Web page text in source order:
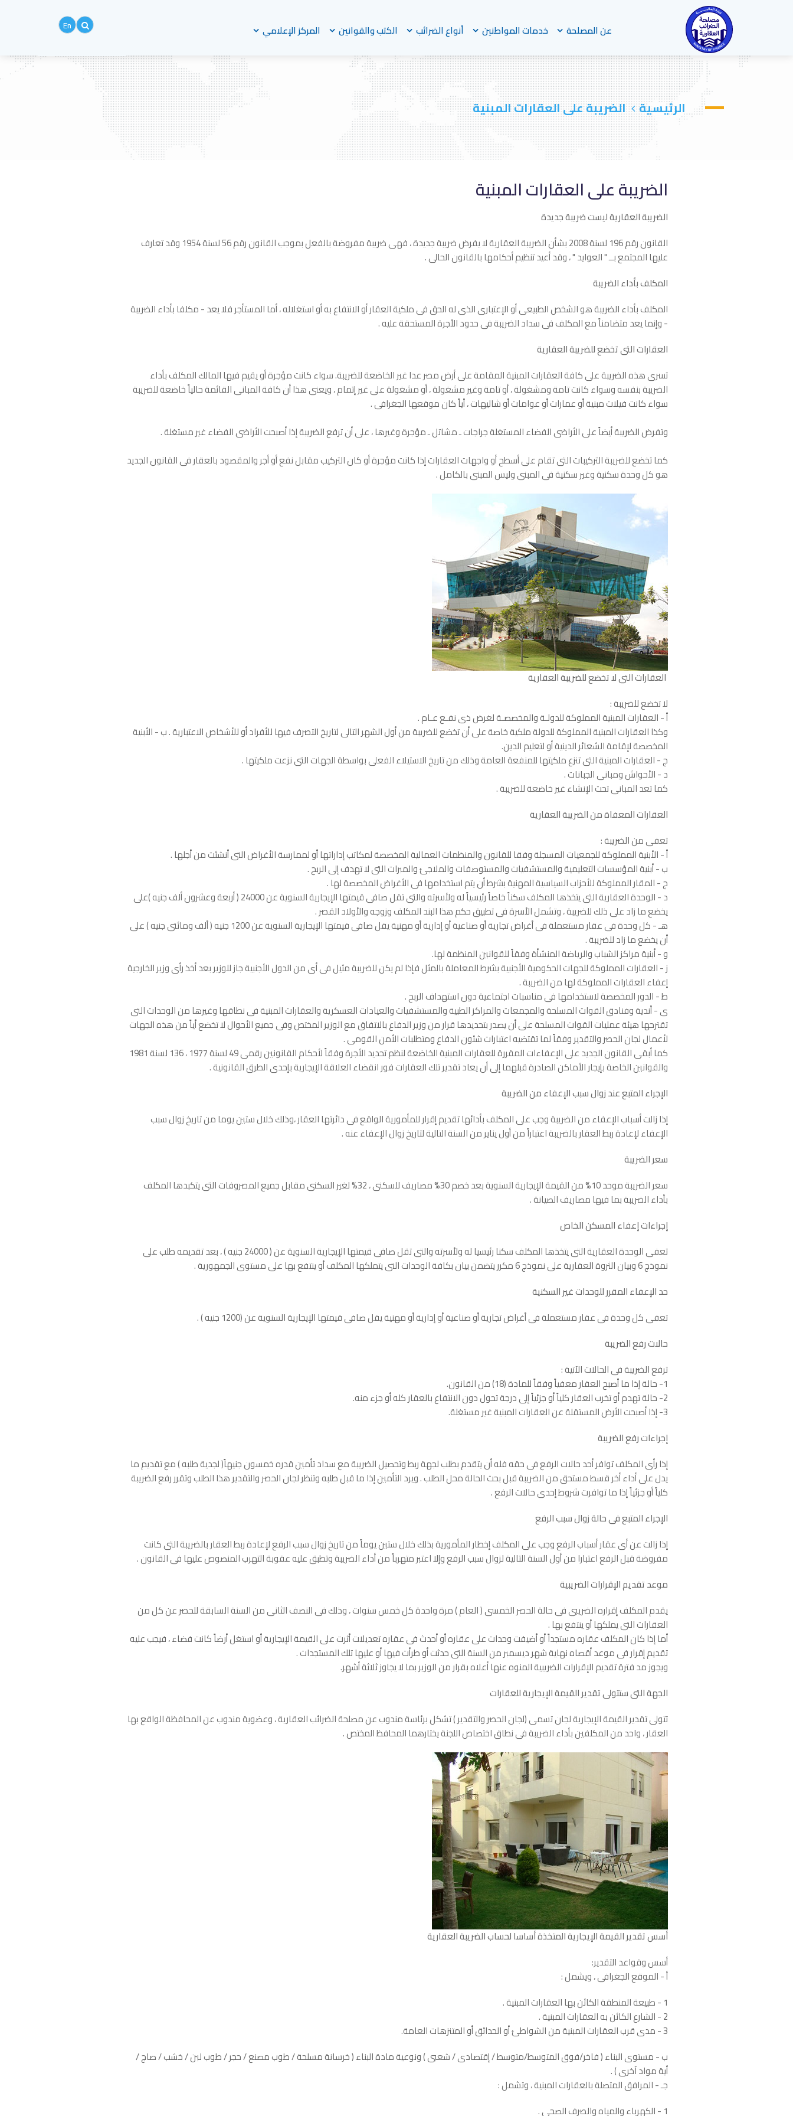
عن المصلحة خدمات المواطنين أنواع الضرائب الكتب والقوانين المركز الإعلامي En
الرئيسية الضريبة على العقارات المبنية
الضريبة على العقارات المبنية
الضريبة العقارية ليست ضريبة جديدة
القانون رقم 196 لسنة 2008 بشأن الضريبة العقارية لا يفرض ضريبة جديدة ، فهى ضريبة مفروضة بالفعل بموجب القانون رقم 56 لسنة 1954 وقد تعارف
عليها المجتمع بــ " العوايد " ، وقد أعيد تنظيم أحكامها بالقانون الحالى .
المكلف بأداء الضريبة
المكلف بأداء الضريبة هو الشخص الطبيعى أو الإعتبارى الذى له الحق فى ملكية العقار أو الانتفاع به أو استغلاله ، أما المستأجر فلا يعد - مكلفا بأداء الضريبة
- وإنما يعد متضامناً مع المكلف فى سداد الضريبة فى حدود الأجرة المستحقة عليه .
العقارات التى تخضع للضريبة العقارية
تسرى هذه الضريبة على كافة العقارات المبنية المقامة على أرض مصر عدا غير الخاضعة للضريبة. سواء كانت مؤجرة أو يقيم فيها المالك المكلف بأداء
الضريبة بنفسه وسواء كانت تامة ومشغولة ، أو تامة وغير مشغولة ، أو مشغولة على غير إتمام ، ويعنى هذا أن كافة المبانى القائمة حالياً خاضعة للضريبة
سواء كانت فيلات مبنية أو عمارات أو عوامات أو شاليهات ، أياً كان موقعها الجغرافى .
وتفرض الضريبة أيضاً على الأراضى الفضاء المستغلة جراجات ـ مشاتل ـ مؤجرة وغيرها ، على أن ترفع الضريبة إذا أصبحت الأراضى الفضاء غير مستغلة .
كما تخضع للضريبة التركيبات التى تقام على أسطح أو واجهات العقارات إذا كانت مؤجرة أو كان التركيب مقابل نفع أو أجر والمقصود بالعقار فى القانون الجديد
هو كل وحدة سكنية وغير سكنية فى المبنى وليس المبنى بالكامل .
العقارات التى لا تخضع للضريبة العقارية
لا تخضع للضريبة :
أ - العقارات المبنية المملوكة للدولـة والمخصصـة لغرض ذى نفـع عـام .
وكذا العقارات المبنية المملوكة للدولة ملكية خاصة على أن تخضع للضريبة من أول الشهر التالى لتاريخ التصرف فيها للأفراد أو للأشخاص الاعتبارية . ب - الأبنية
المخصصة لإقامة الشعائر الدينية أو لتعليم الدين.
ج - العقارات المبنية التى تنزع ملكيتها للمنفعة العامة وذلك من تاريخ الاستيلاء الفعلى بواسطة الجهات التى نزعت ملكيتها .
د - الأحواش ومبانى الجبانات .
كما تعد المبانى تحت الإنشاء غير خاضعة للضريبة .
العقارات المعفاة من الضريبة العقارية
تعفى من الضريبة :
أ - الأبنية المملوكة للجمعيات المسجلة وفقا للقانون والمنظمات العمالية المخصصة لمكاتب إداراتها أو لممارسة الأغراض التى أنشئت من أجلها .
ب - أبنية المؤسسات التعليمية والمستشفيات والمستوصفات والملاجئ والمبرات التى لا تهدف إلى الربح .
ج - المقار المملوكة للأحزاب السياسية المهنية بشرط أن يتم استخدامها فى الأغراض المخصصة لها .
د - الوحدة العقارية التى يتخذها المكلف سكناً خاصاً رئيسياً له ولأسرته والتى تقل صافى قيمتها الإيجارية السنوية عن 24000 ( أربعة وعشرون ألف جنيه )على
يخضع ما زاد على ذلك للضريبة ، وتشمل الأسرة فى تطبيق حكم هذا البند المكلف وزوجه والأولاد القصر .
هـ - كل وحدة فى عقار مستعملة فى أغراض تجارية أو صناعية أو إدارية أو مهنية يقل صافى قيمتها الإيجارية السنوية عن 1200 جنيه ( ألف ومائتى جنيه ) على
أن يخضع ما زاد للضريبة .
و - أبنية مراكز الشباب والرياضة المنشأة وفقاً للقوانين المنظمة لها.
ز - العقارات المملوكة للجهات الحكومية الأجنبية بشرط المعاملة بالمثل فإذا لم يكن للضريبة مثيل فى أى من الدول الأجنبية جاز للوزير بعد أخذ رأى وزير الخارجية
إعفاء العقارات المملوكة لها من الضريبة .
ط - الدور المخصصة لاستخدامها فى مناسبات اجتماعية دون استهداف الربح .
ى - أندية وفنادق القوات المسلحة والمجمعات والمراكز الطبية والمستشفيات والعيادات العسكرية والعقارات المبنية فى نطاقها وغيرها من الوحدات التى
تقترحها هيئة عمليات القوات المسلحة على أن يصدر بتحديدها قرار من وزير الدفاع بالاتفاق مع الوزير المختص وفى جميع الأحوال لا تخضع أياً من هذه الجهات
لأعمال لجان الحصر والتقدير وفقاً لما تقتضيه اعتبارات شئون الدفاع ومتطلبات الأمن القومى .
كما أبقى القانون الجديد على الإعفاءات المقررة للعقارات المبنية الخاضعة لنظم تحديد الأجرة وفقاً لأحكام القانونين رقمى 49 لسنة 1977 ، 136 لسنة 1981
والقوانين الخاصة بإيجار الأماكن الصادرة قبلهما إلى أن يعاد تقدير تلك العقارات فور انقضاء العلاقة الإيجارية بإحدى الطرق القانونية .
الإجراء المتبع عند زوال سبب الإعفاء من الضريبة
إذا زالت أسباب الإعفاء من الضريبة وجب على المكلف بأدائها تقديم إقرار للمأمورية الواقع فى دائرتها العقار ،وذلك خلال ستين يوما من تاريخ زوال سبب
الإعفاء لإعادة ربط العقار بالضريبة اعتباراً من أول يناير من السنة التالية لتاريخ زوال الإعفاء عنه .
سعر الضريبة
سعر الضريبة موحد 10% من القيمة الإيجارية السنوية بعد خصم 30% مصاريف للسكنى ، 32% لغير السكنى مقابل جميع المصروفات التى يتكبدها المكلف
بأداء الضريبة بما فيها مصاريف الصيانة .
إجراءات إعفاء المسكن الخاص
تعفى الوحدة العقارية التى يتخذها المكلف سكنا رئيسيا له ولأسرته والتى تقل صافى قيمتها الإيجارية السنوية عن ( 24000 جنيه ) ، بعد تقديمه طلب على
نموذج 6 وبيان الثروة العقارية على نموذج 6 مكرر يتضمن بيان بكافة الوحدات التى يتملكها المكلف أو ينتفع بها على مستوى الجمهورية .
حد الإعفاء المقرر للوحدات غير السكنية
تعفى كل وحدة فى عقار مستعملة فى أغراض تجارية أو صناعية أو إدارية أو مهنية يقل صافى قيمتها الإيجارية السنوية عن (1200 جنيه ) .
حالات رفع الضريبة
ترفع الضريبة فى الحالات الآتية :
1- حالة إذا ما أصبح العقار معفياً وفقاً للمادة (18) من القانون.
2- حالة تهدم أو تخرب العقار كلياً أو جزئياً إلى درجة تحول دون الانتفاع بالعقار كله أو جزء منه.
3- إذا أصبحت الأرض المستقلة عن العقارات المبنية غير مستغلة.
إجراءات رفع الضريبة
إذا رأى المكلف توافر أحد حالات الرفع فى حقه فله أن يتقدم بطلب لجهة ربط وتحصيل الضريبة مع سداد تأمين قدره خمسون جنيهاً( لجدية طلبه ) مع تقديم ما
يدل على أداء أخر قسط مستحق من الضريبة قبل بحث الحالة محل الطلب . ويرد التأمين إذا ما قبل طلبه وتنظر لجان الحصر والتقدير هذا الطلب وتقرر رفع الضريبة
كلياً أو جزئياً إذا ما توافرت شروط إحدى حالات الرفع .
الإجراء المتبع فى حالة زوال سبب الرفع
إذا زالت عن أى عقار أسباب الرفع وجب على المكلف إخطار المأمورية بذلك خلال ستين يوماً من تاريخ زوال سبب الرفع لإعادة ربط العقار بالضريبة التى كانت
مفروضة قبل الرفع اعتبارا من أول السنة التالية لزوال سبب الرفع وإلا اعتبر متهرباً من أداء الضريبة وتطبق عليه عقوبة التهرب المنصوص عليها فى القانون .
موعد تقديم الإقرارات الضريبية
يقدم المكلف إقراره الضريبى فى حالة الحصر الخمسى ( العام ) مرة واحدة كل خمس سنوات ، وذلك فى النصف الثانى من السنة السابقة للحصر عن كل من
العقارات التى يملكها أو ينتفع بها .
أما إذا كان المكلف عقاره مستجداً أو أضيفت وحدات على عقاره أو أحدث فى عقاره تعديلات أثرت على القيمة الإيجارية أو استغل أرضاً كانت فضاء ، فيجب عليه
تقديم إقرار فى موعد أقصاه نهاية شهر ديسمبر من السنة التى حدثت أو طرأت فيها أو عليها تلك المستجدات .
ويجوز مد فترة تقديم الإقرارات الضريبية المنوه عنها أعلاه بقرار من الوزير بما لا يجاوز ثلاثة أشهر.
الجهة التى ستتولى تقدير القيمة الإيجارية للعقارات
تتولى تقدير القيمة الإيجارية لجان تسمى (لجان الحصر والتقدير ) تشكل برئاسة مندوب عن مصلحة الضرائب العقارية ، وعضوية مندوب عن المحافظة الواقع بها
العقار ، واحد من المكلفين بأداء الضريبة فى نطاق اختصاص اللجنة يختارهما المحافظ المختص .
أسس تقدير القيمة الإيجارية المتخذة أساسا لحساب الضريبة العقارية
أسس وقواعد التقدير:
أ - الموقع الجغرافى ، ويشمل :
1 - طبيعة المنطقة الكائن بها العقارات المبنية .
2 - الشارع الكائن به العقارات المبنية .
3 - مدى قرب العقارات المبنية من الشواطئ أو الحدائق أو المتنزهات العامة.
ب - مستوى البناء ( فاخر/فوق المتوسط/متوسط / إقتصادى / شعبى ) ونوعية مادة البناء ( خرسانة مسلحة / طوب مصنع / حجر / طوب لبن / خشب / صاج /
أية مواد آخرى ) .
جـ - المرافق المتصلة بالعقارات المبنية ، وتشمل :
1 - الكهرباء والمياه والصرف الصحى .